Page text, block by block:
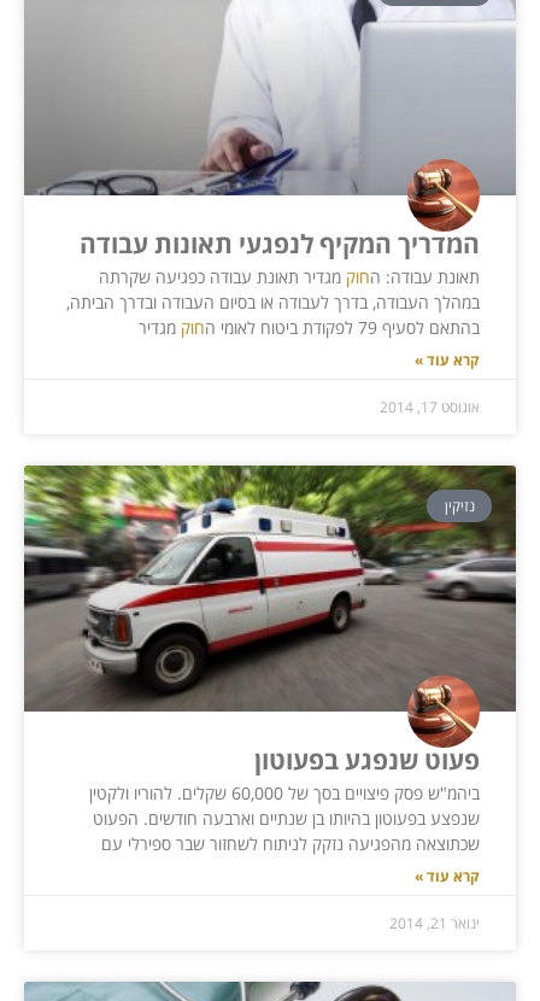
המדריך המקיף לנפגעי תאונות עבודה
תאונת עבודה: החוק מגדיר תאונת עבודה כפגיעה שקרתה
במהלך העבודה, בדרך לעבודה או בסיום העבודה ובדרך הביתה,
בהתאם לסעיף 79 לפקודת ביטוח לאומי ה
חוק מגדיר
קרא עוד »
אוגוסט 17, 2014
נזיקין
פעוט שנפגע בפעוטון
ביהמ"ש פסק פיצויים בסך של 60,000 שקלים. להוריו ולקטין
שנפצע בפעוטון בהיותו בן שנתיים וארבעה חודשים. הפעוט
שכתוצאה מהפגיעה נזקק לניתוח לשחזור שבר ספירלי עם
קרא עוד »
ינואר 21, 2014